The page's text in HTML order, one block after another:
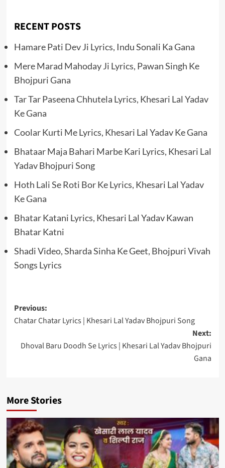
RECENT POSTS
Hamare Pati Dev Ji Lyrics, Indu Sonali Ka Gana
Mere Marad Mahoday Ji Lyrics, Pawan Singh Ke
Bhojpuri Gana
Tar Tar Paseena Chhutela Lyrics, Khesari Lal Yadav
Ke Gana
Coolar Kurti Me Lyrics, Khesari Lal Yadav Ke Gana
Bhataar Maja Bahari Marbe Kari Lyrics, Khesari Lal
Yadav Bhojpuri Song
Hoth Lali Se Roti Bor Ke Lyrics, Khesari Lal Yadav
Ke Gana
Bhatar Katani Lyrics, Khesari Lal Yadav Kawan
Bhatar Katni
Shadi Video, Sharda Sinha Ke Geet, Bhojpuri Vivah
Songs Lyrics
Post
navigation
Previous:
Chatar Chatar Lyrics | Khesari Lal Yadav Bhojpuri Song
Next:
Dhoval Baru Doodh Se Lyrics | Khesari Lal Yadav Bhojpuri
Gana
More Stories